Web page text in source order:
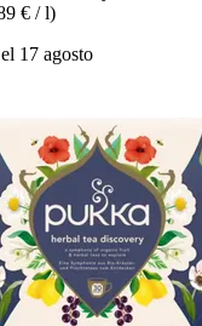
€ / l)
17 agosto